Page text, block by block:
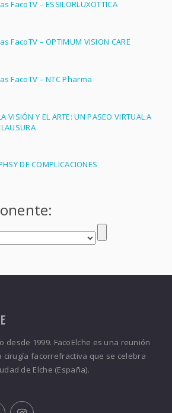
FacoTV – ESSILORLUXOTTICA
FacoTV – OPTIMUM VISION CARE
FacoTV – NTC Pharma
VISIÓN Y EL ARTE: UN PASEO VIRTUAL A
DE COMPLICACIONES
desde 1999. FacoElche es una reunión
cirugía facorrefractiva que se celebra
de Elche (España).